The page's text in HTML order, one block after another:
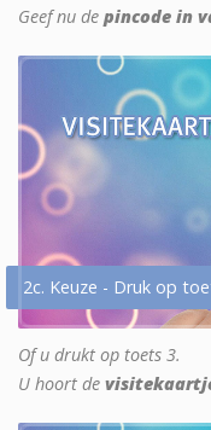
Geef nu de pincode in
2c. Keuze - Druk op
Of u drukt op toets 3.
U hoort de